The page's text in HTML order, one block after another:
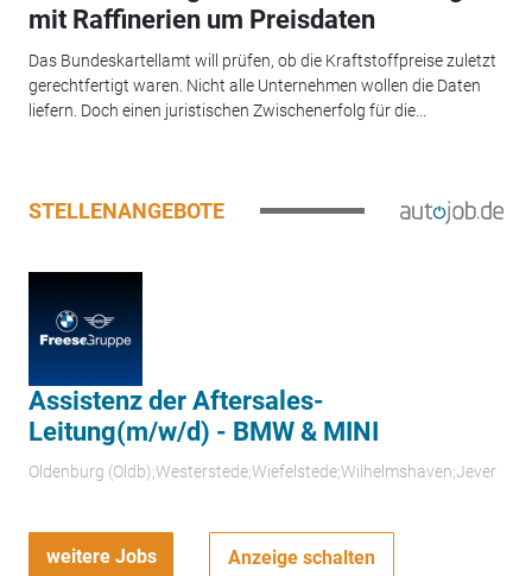
mit Raffinerien um Preisdaten
Das Bundeskartellamt will prüfen, ob die Kraftstoffpreise zuletzt
gerechtfertigt waren. Nicht alle Unternehmen wollen die Daten
liefern. Doch einen juristischen Zwischenerfolg für die...
STELLENANGEBOTE
Assistenz der Aftersales-
Leitung(m/w/d) - BMW & MINI
Oldenburg (Oldb);Westerstede;Wiefelstede;Wilhelmshaven;Jever
weitere Jobs Anzeige schalten